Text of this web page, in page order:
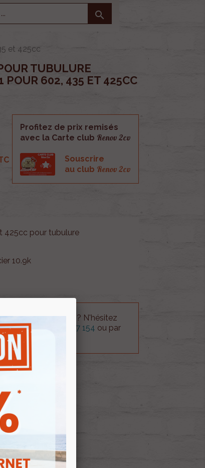

et 425cc
TUBULURE
POUR 602, 435 ET 425CC
Profitez de prix remisés
avec la Carte club Renov 2cv
Souscrire
au club Renov 2cv
425cc pour tubulure
10.9k
sur le produit ? N'hésitez
au
0254 277 154 ou par
.